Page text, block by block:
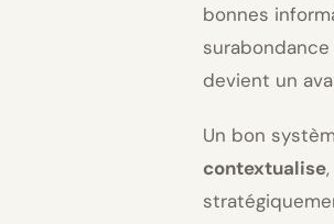
bonnes
devient un
Un bon
contextualise